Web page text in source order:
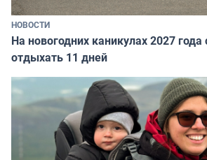
НОВОСТИ
На новогодних каникулах 2027 года
отдыхать 11 дней